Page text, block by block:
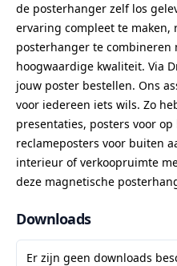
de posterhanger zelf los
ervaring compleet te maken,
posterhanger te combineren
hoogwaardige kwaliteit. Via
jouw poster bestellen. Ons
voor iedereen iets wils. Zo
presentaties, posters voor
reclameposters voor buiten
interieur of verkoopruimte
deze magnetische
Downloads
Er zijn geen downloads